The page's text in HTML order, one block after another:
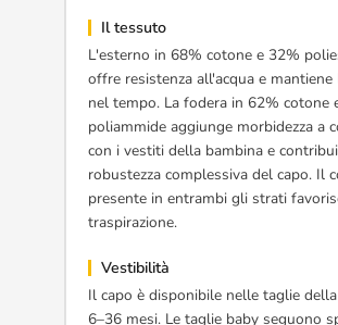
Il tessuto
L'esterno in 68% cotone e 32%
offre resistenza all'acqua e
nel tempo. La fodera in 62% cotone
poliammide aggiunge morbidezza a
con i vestiti della bambina e
robustezza complessiva del capo. Il
presente in entrambi gli strati
traspirazione.
Vestibilità
Il capo è disponibile nelle taglie
6–36 mesi. Le taglie baby seguono